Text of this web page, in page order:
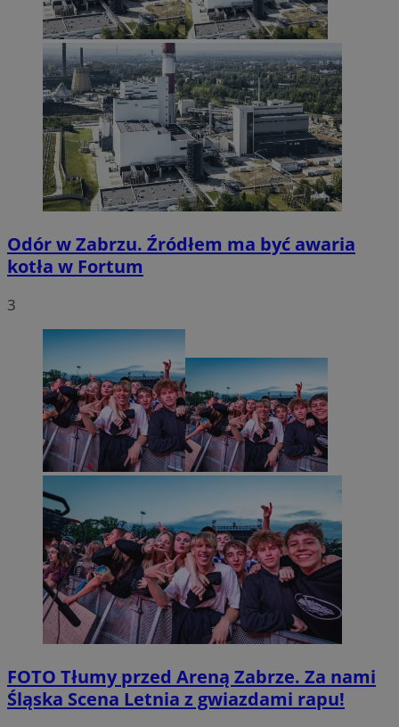
Odór w Zabrzu. Źródłem ma być awaria
kotła w Fortum
3
FOTO Tłumy przed Areną Zabrze. Za nami
Śląska Scena Letnia z gwiazdami rapu!